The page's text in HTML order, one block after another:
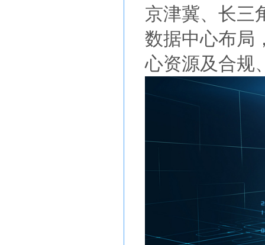
京津冀、长三
数据中心布局
心资源及合规